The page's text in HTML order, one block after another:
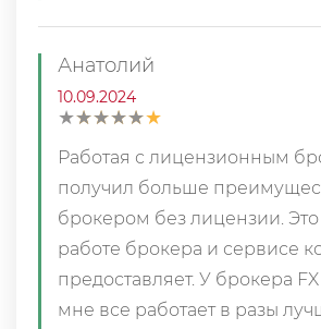
Анатолий
10.09.2024
★★
★★
★★
★★
★★
Работая с лицензионным
получил больше
брокером без лицензии.
работе брокера и сервисе
предоставляет. У брокера
мне все работает в разы